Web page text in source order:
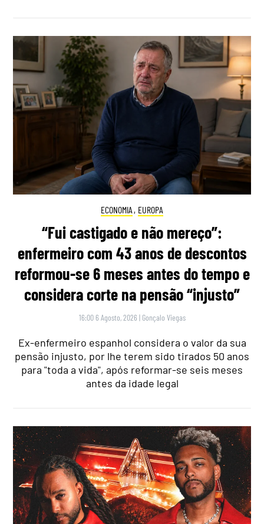
ECONOMIA , EUROPA
“Fui castigado e não mereço”:
enfermeiro com 43 anos de descontos
reformou-se 6 meses antes do tempo e
considera corte na pensão “injusto”
16:00 6 Agosto, 2026 | Gonçalo Viegas
Ex-enfermeiro espanhol considera o valor da sua
pensão injusto, por lhe terem sido tirados 50 anos
para "toda a vida", após reformar-se seis meses
antes da idade legal